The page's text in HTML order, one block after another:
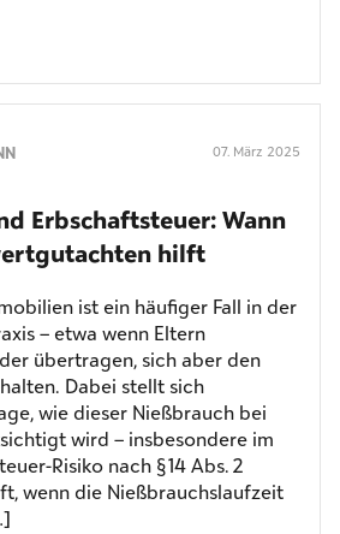
07. März 2025
Erbschaftsteuer: Wann
hilft
ist ein häufiger Fall in der
– etwa wenn Eltern
übertragen, sich aber den
Dabei stellt sich
wie dieser Nießbrauch bei
wird – insbesondere im
Risiko nach § 14 Abs. 2
wenn die Nießbrauchslaufzeit